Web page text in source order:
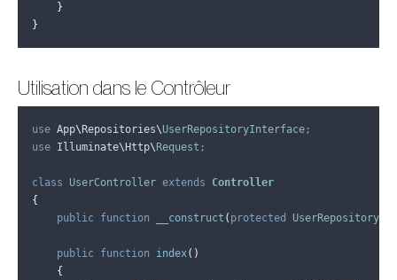
}
}
Utilisation dans le Contrôleur
use App\ Repositories\UserRepositoryInterface;
use Illuminate\ Http\ Request ;
class UserController extends
Controller
{
public function __construct ( protected
public function index()
{